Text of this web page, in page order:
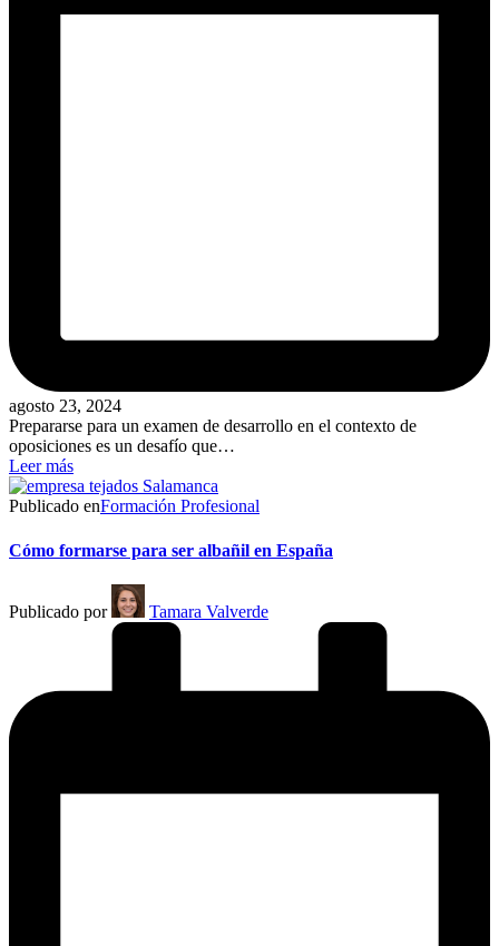
agosto 23, 2024
Prepararse para un examen de desarrollo en el contexto de
oposiciones es un desafío que…
Leer más
Publicado enFormación Profesional
Cómo formarse para ser albañil en España
Publicado por Tamara Valverde